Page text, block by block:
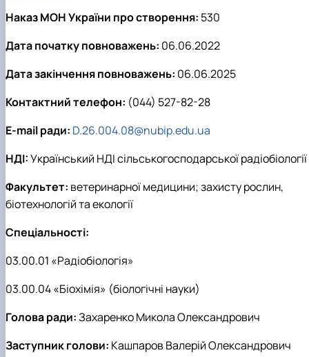
Наказ МОН України про створення: 530
Дата початку повноважень: 06.06.2022
Дата закінчення повноважень: 06.06.2025
Контактний телефон: (044) 527-82-28
E-mail ради: D.26.004.08@nubip.edu.ua
НДІ:Український НДІ сільськогосподарської радіобіології
Факультет: ветеринарної медицини; захисту рослин,
біотехнологій та екології
Спеціальності:
03.00.01 «Радіобіологія»
03.00.04 «Біохімія» (біологічні науки)
Голова ради:Захаренко Микола Олександрович
Заступник голови: Кашпаров Валерій Олександрович